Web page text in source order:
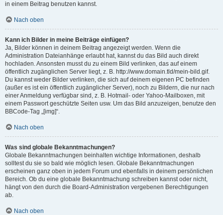
in einem Beitrag benutzen kannst.
Nach oben
Kann ich Bilder in meine Beiträge einfügen?
Ja, Bilder können in deinem Beitrag angezeigt werden. Wenn die
Administration Dateianhänge erlaubt hat, kannst du das Bild auch direkt
hochladen. Ansonsten musst du zu einem Bild verlinken, das auf einem
öffentlich zugänglichen Server liegt, z. B. http://www.domain.tld/mein-bild.gif.
Du kannst weder Bilder verlinken, die sich auf deinem eigenen PC befinden
(außer es ist ein öffentlich zugänglicher Server), noch zu Bildern, die nur nach
einer Anmeldung verfügbar sind, z. B. Hotmail- oder Yahoo-Mailboxen, mit
einem Passwort geschützte Seiten usw. Um das Bild anzuzeigen, benutze den
BBCode-Tag „[img]“.
Nach oben
Was sind globale Bekanntmachungen?
Globale Bekanntmachungen beinhalten wichtige Informationen, deshalb
solltest du sie so bald wie möglich lesen. Globale Bekanntmachungen
erscheinen ganz oben in jedem Forum und ebenfalls in deinem persönlichen
Bereich. Ob du eine globale Bekanntmachung schreiben kannst oder nicht,
hängt von den durch die Board-Administration vergebenen Berechtigungen
ab.
Nach oben